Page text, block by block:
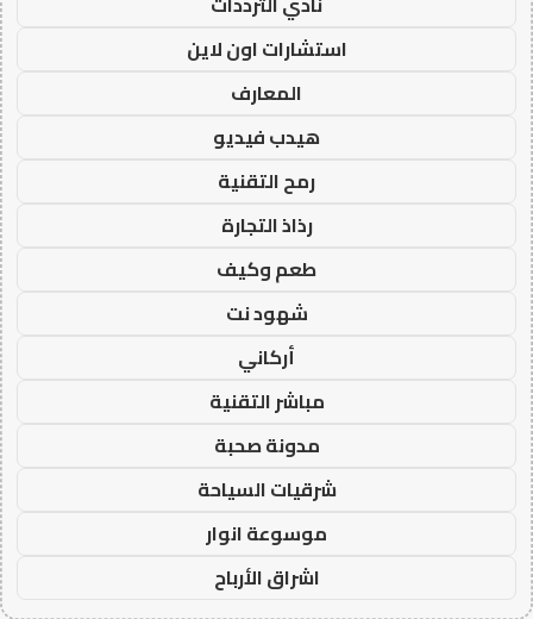
استشارات اون لاين
المعارف
هيدب فيديو
رمح التقنية
رذاذ التجارة
طعم وكيف
شهود نت
أركاني
مباشر التقنية
مدونة صحبة
شرقيات السياحة
موسوعة انوار
اشراق الأرباح